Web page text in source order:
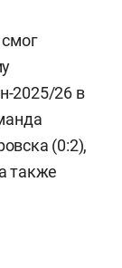
2025/26 в
(0:2),
также